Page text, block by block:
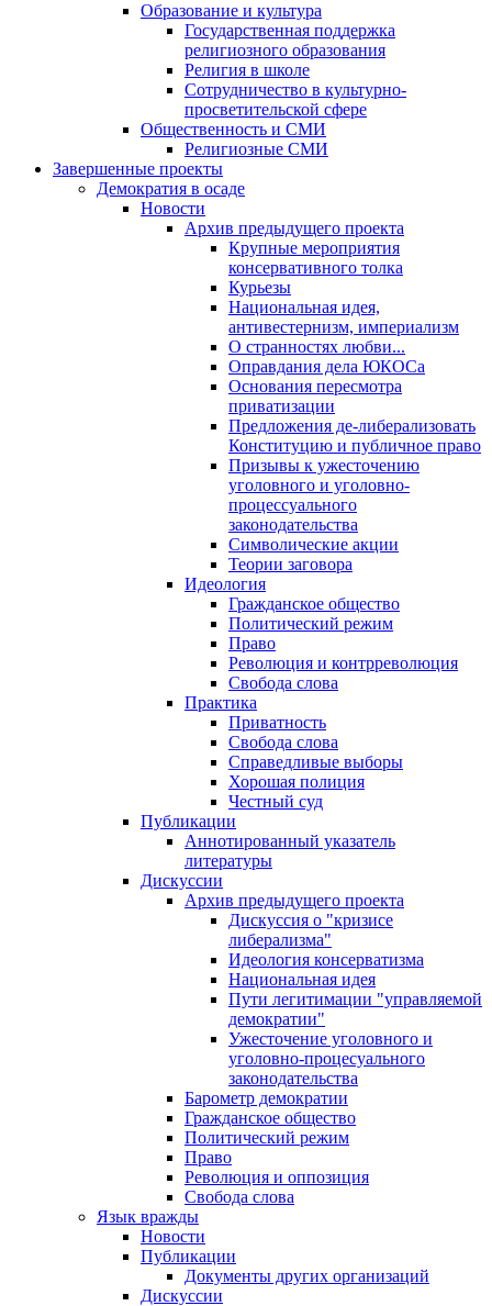
Образование и культура
Государственная поддержка
религиозного образования
Религия в школе
Сотрудничество в культурно-
просветительской сфере
Общественность и СМИ
Религиозные СМИ
Завершенные проекты
Демократия в осаде
Новости
Архив предыдущего проекта
Крупные мероприятия
консервативного толка
Курьезы
Национальная идея,
антивестернизм, империализм
О странностях любви...
Оправдания дела ЮКОСа
Основания пересмотра
приватизации
Предложения де-либерализовать
Конституцию и публичное право
Призывы к ужесточению
уголовного и уголовно-
процессуального
законодательства
Символические акции
Теории заговора
Идеология
Гражданское общество
Политический режим
Право
Революция и контрреволюция
Свобода слова
Практика
Приватность
Свобода слова
Справедливые выборы
Хорошая полиция
Честный суд
Публикации
Аннотированный указатель
литературы
Дискуссии
Архив предыдущего проекта
Дискуссия о "кризисе
либерализма"
Идеология консерватизма
Национальная идея
Пути легитимации "управляемой
демократии"
Ужесточение уголовного и
уголовно-процесуального
законодательства
Барометр демократии
Гражданское общество
Политический режим
Право
Революция и оппозиция
Свобода слова
Язык вражды
Новости
Публикации
Документы других организаций
Дискуссии